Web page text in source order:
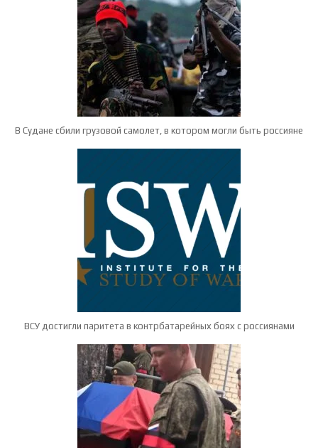
В Судане сбили грузовой самолет, в котором могли быть россияне
ВСУ достигли паритета в контрбатарейных боях с россиянами